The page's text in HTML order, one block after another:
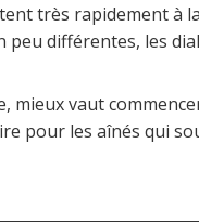
très rapidement
différentes, les
mieux vaut
pour les aînés qui